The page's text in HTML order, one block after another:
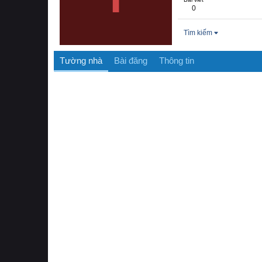
0
Tìm kiếm
Tường nhà Bài đăng Thông tin